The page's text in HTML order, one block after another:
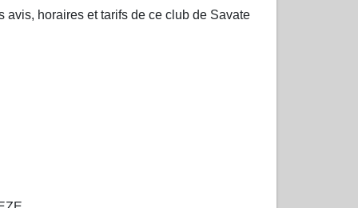
avis, horaires et tarifs de ce club de Savate